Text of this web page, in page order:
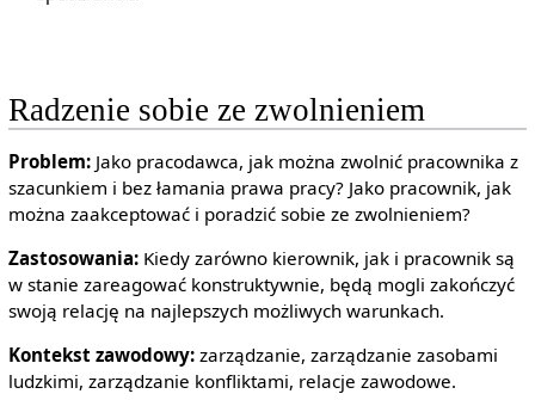
Radzenie sobie ze zwolnieniem
Problem:Jako pracodawca, jak można zwolnić pracownika z
szacunkiem i bez łamania prawa pracy? Jako pracownik, jak
można zaakceptować i poradzić sobie ze zwolnieniem?
Zastosowania:Kiedy zarówno kierownik, jak i pracownik są
w stanie zareagować konstruktywnie, będą mogli zakończyć
swoją relację na najlepszych możliwych warunkach.
Kontekst zawodowy:zarządzanie, zarządzanie zasobami
ludzkimi, zarządzanie konfliktami, relacje zawodowe.